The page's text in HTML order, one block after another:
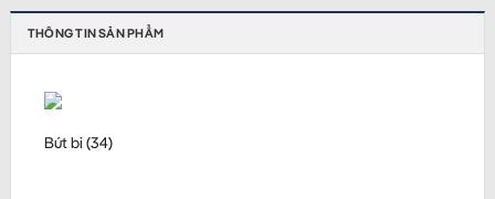
THÔNG TIN SẢN PHẨM
Bút bi (34)